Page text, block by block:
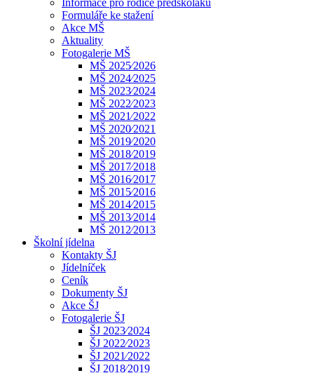
Informace pro rodiče předškoláků
Formuláře ke stažení
Akce MŠ
Aktuality
Fotogalerie MŠ
MŠ 2025⁄2026
MŠ 2024⁄2025
MŠ 2023⁄2024
MŠ 2022⁄2023
MŠ 2021⁄2022
MŠ 2020⁄2021
MŠ 2019⁄2020
MŠ 2018⁄2019
MŠ 2017⁄2018
MŠ 2016⁄2017
MŠ 2015⁄2016
MŠ 2014⁄2015
MŠ 2013⁄2014
MŠ 2012⁄2013
Školní jídelna
Kontakty ŠJ
Jídelníček
Ceník
Dokumenty ŠJ
Akce ŠJ
Fotogalerie ŠJ
ŠJ 2023⁄2024
ŠJ 2022⁄2023
ŠJ 2021⁄2022
ŠJ 2018⁄2019